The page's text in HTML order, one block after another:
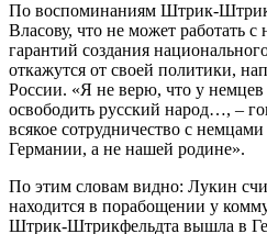
По воспоминаниям Штрик-
Власову, что не может работать
гарантий создания
откажутся от своей политики,
России. «Я не верю, что у немцев
освободить русский народ…, –
всякое сотрудничество с
Германии, а не нашей родине».
По этим словам видно: Лукин
находится в порабощении у
Штрик-Штрикфельдта вышла в